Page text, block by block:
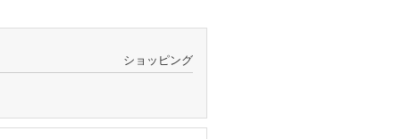
ショッピング